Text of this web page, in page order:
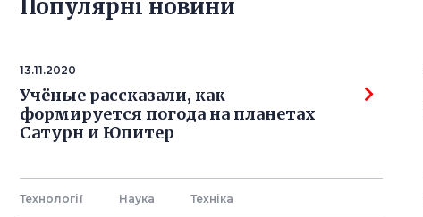
Популярнi новини
13.11.2020
Учёные рассказали, как
формируется погода на планетах
Сатурн и Юпитер
Технології Наука Технiка